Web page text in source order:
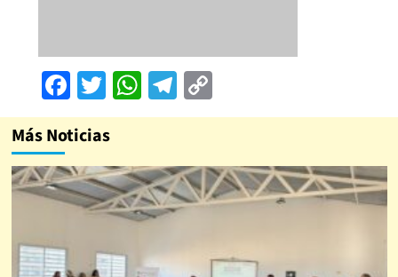
Facebook
Twitter
WhatsApp
Telegram
Copy
Link
Más Noticias